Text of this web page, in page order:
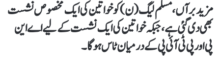
مزید برآں، مسلم لیگ (ن) کو خواتین کی ایک مخصوص نشست
بھی دی گئی ہے، جبکہ خواتین کی ایک نشست کے لیے اے این
پی اور پی ٹی آئی پی کے درمیان ٹاس ہوگا۔